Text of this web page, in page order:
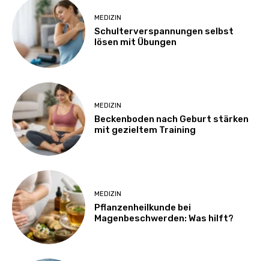
MEDIZIN
Schulterverspannungen selbst
lösen mit Übungen
MEDIZIN
Beckenboden nach Geburt stärken
mit gezieltem Training
MEDIZIN
Pflanzenheilkunde bei
Magenbeschwerden: Was hilft?